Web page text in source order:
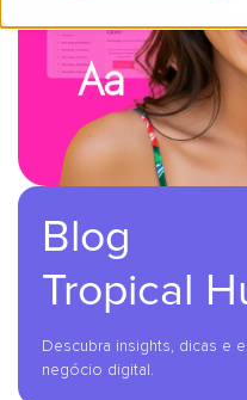
Blog
Tropical
Descubra insights, dicas e
negócio digital.